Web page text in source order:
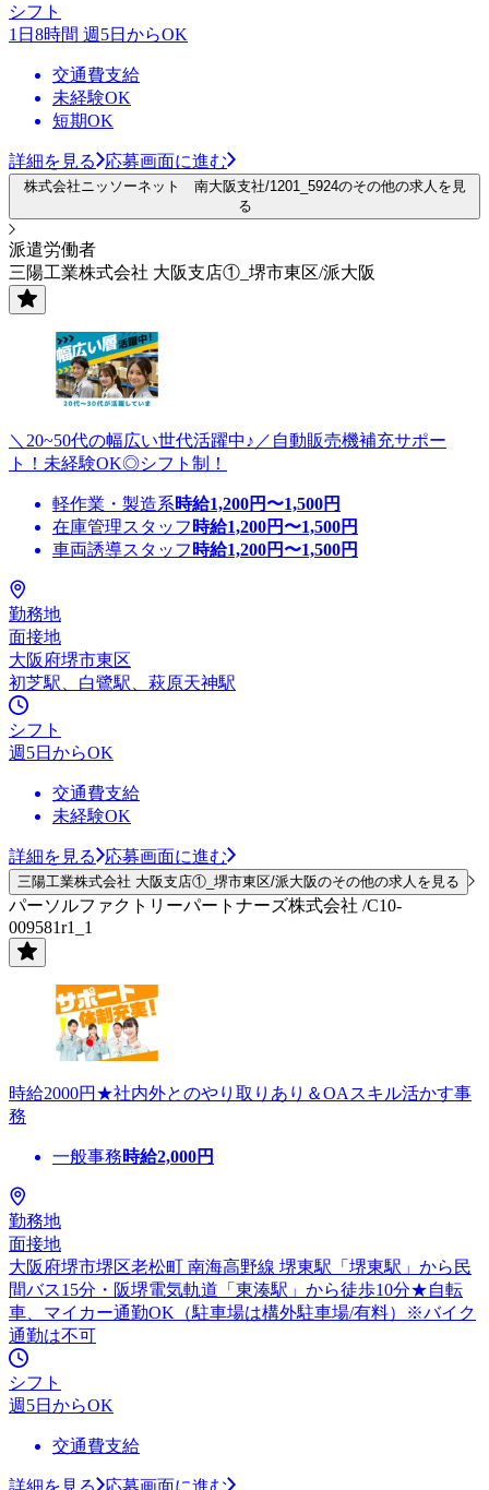
シフト
1日8時間 週5日からOK
交通費支給
未経験OK
短期OK
詳細を見る 応募画面に進む
株式会社ニッソーネット 南大阪支社/1201_5924のその他の求人を見
る
派遣労働者
三陽工業株式会社 大阪支店①_堺市東区/派大阪
＼20~50代の幅広い世代活躍中♪／自動販売機補充サポー
ト！未経験OK◎シフト制！
軽作業・製造系時給1,200円〜1,500円
在庫管理スタッフ 時給1,200円〜1,500円
車両誘導スタッフ 時給1,200円〜1,500円
勤務地
面接地
大阪府堺市東区
初芝駅、白鷺駅、萩原天神駅
シフト
週5日からOK
交通費支給
未経験OK
詳細を見る 応募画面に進む
三陽工業株式会社 大阪支店①_堺市東区/派大阪のその他の求人を見る
パーソルファクトリーパートナーズ株式会社 /C10-
009581r1_1
時給2000円★社内外とのやり取りあり＆OAスキル活かす事
務
一般事務時給2,000円
勤務地
面接地
大阪府堺市堺区老松町 南海高野線 堺東駅「堺東駅」から民
間バス15分・阪堺電気軌道「東湊駅」から徒歩10分★自転
車、マイカー通勤OK（駐車場は構外駐車場/有料）※バイク
通勤は不可
シフト
週5日からOK
交通費支給
詳細を見る 応募画面に進む